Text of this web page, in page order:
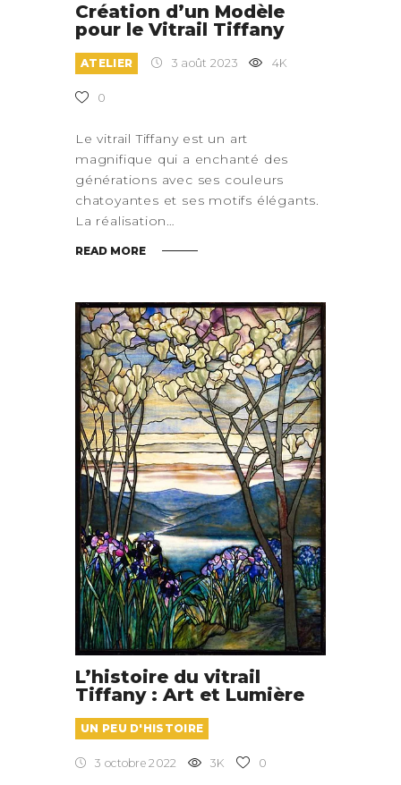
Création d’un Modèle
pour le Vitrail Tiffany
ATELIER 3 août 2023 4K
0
Le vitrail Tiffany est un art
magnifique qui a enchanté des
générations avec ses couleurs
chatoyantes et ses motifs élégants.
La réalisation…
READ MORE
L’histoire du vitrail
Tiffany : Art et Lumière
UN PEU D'HISTOIRE
3 octobre 2022 3K 0